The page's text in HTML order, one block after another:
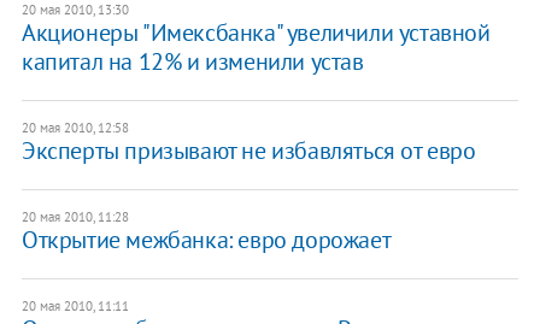
20 мая 2010, 13:30
Акционеры "Имексбанка" увеличили уставной
капитал на 12% и изменили устав
20 мая 2010, 12:58
Эксперты призывают не избавляться от евро
20 мая 2010, 11:28
Открытие межбанка: евро дорожает
20 мая 2010, 11:11